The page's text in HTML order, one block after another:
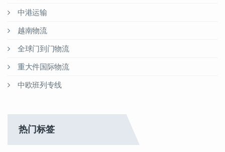
中港运输
越南物流
全球门到门物流
重大件国际物流
中欧班列专线
热门标签